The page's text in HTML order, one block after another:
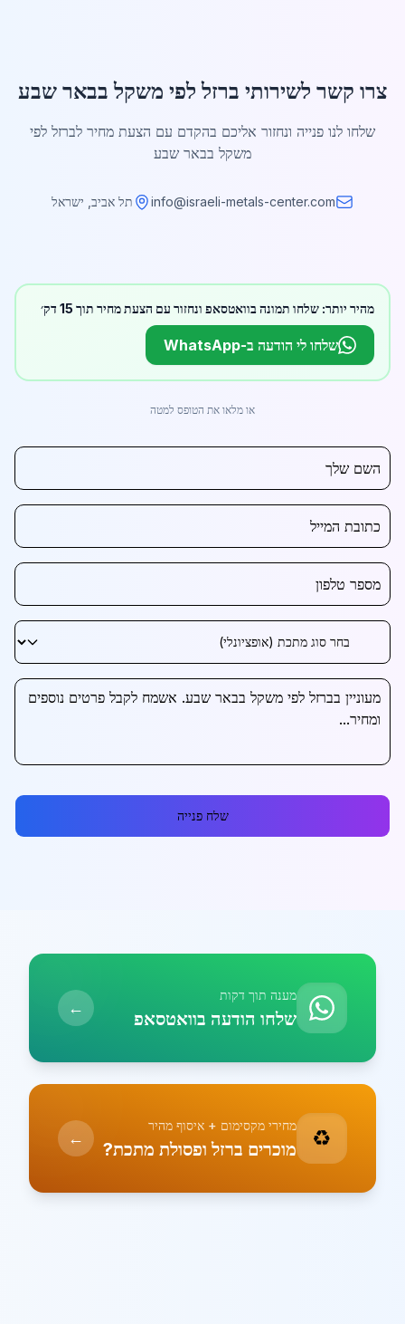
צרו קשר לשירותי ברזל לפי משקל בבאר שבע
שלחו לנו פנייה ונחזור אליכם בהקדם עם הצעת מחיר לברזל לפי
משקל בבאר שבע
info@israeli-metals-center.com תל אביב, ישראל
מהיר יותר: שלחו תמונה בוואטסאפ ונחזור עם הצעת מחיר תוך 15 דק׳
שלחו לי הודעה ב-WhatsApp
או מלאו את הטופס למטה
שלח פנייה
מענה תוך דקות
שלחו הודעה בוואטסאפ ←
♻️ מחירי מקסימום + איסוף מהיר
מוכרים ברזל ופסולת מתכת? ←